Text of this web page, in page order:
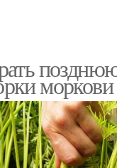
моркови